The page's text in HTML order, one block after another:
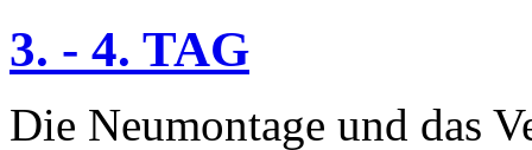
3. - 4. TAG
Die Neumontage und das